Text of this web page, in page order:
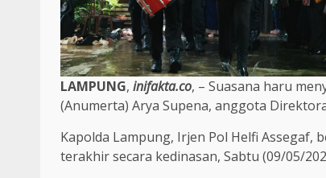
LAMPUNG, inifakta.co, – Suasana haru
(Anumerta) Arya Supena, anggota
Kapolda Lampung, Irjen Pol Helfi Assegaf,
terakhir secara kedinasan, Sabtu (09/05/